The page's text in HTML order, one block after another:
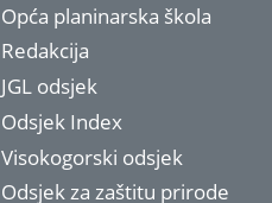
Opća planinarska škola
Redakcija
JGL odsjek
Odsjek Index
Visokogorski odsjek
Odsjek za zaštitu prirode